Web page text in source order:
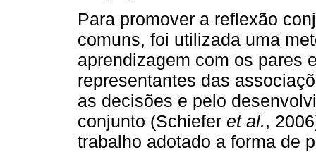
Para promover a reflexão
comuns, foi utilizada uma
aprendizagem com os pares
representantes das
as decisões e pelo
conjunto (Schiefer et al.,
trabalho adotado a forma de